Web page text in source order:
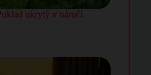
ukrytý v náručí